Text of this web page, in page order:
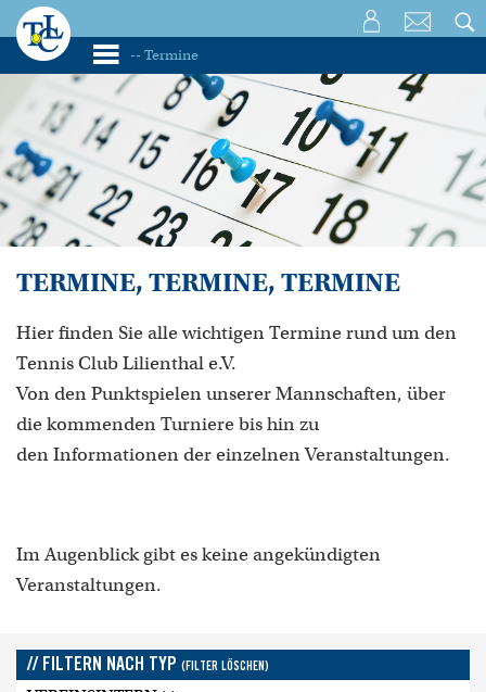
TERMINE, TERMINE, TERMINE
Hier finden Sie alle wichtigen Termine rund um den
Tennis Club Lilienthal e.V.
Von den Punktspielen unserer Mannschaften, über
die kommenden Turniere bis hin zu
den Informationen der einzelnen Veranstaltungen.
Im Augenblick gibt es keine angekündigten
Veranstaltungen.
// FILTERN NACH TYP (FILTER LÖSCHEN)